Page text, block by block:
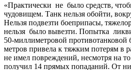
«Практически не было средств,
чудовищем. Танк нельзя обойти,
Нельзя подвезти боеприпасы,
нельзя было вывезти. Попытка
50-миллиметровой противотанковой
метров привела к тяжким потерям в
не имел повреждений, несмотря на
получил 14 прямых попаданий. От